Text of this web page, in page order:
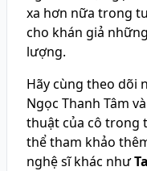
xa hơn nữa trong
cho khán giả
lượng.
Hãy cùng theo dõi
Ngọc Thanh Tâm
thuật của cô trong
thể tham khảo
nghệ sĩ khác như